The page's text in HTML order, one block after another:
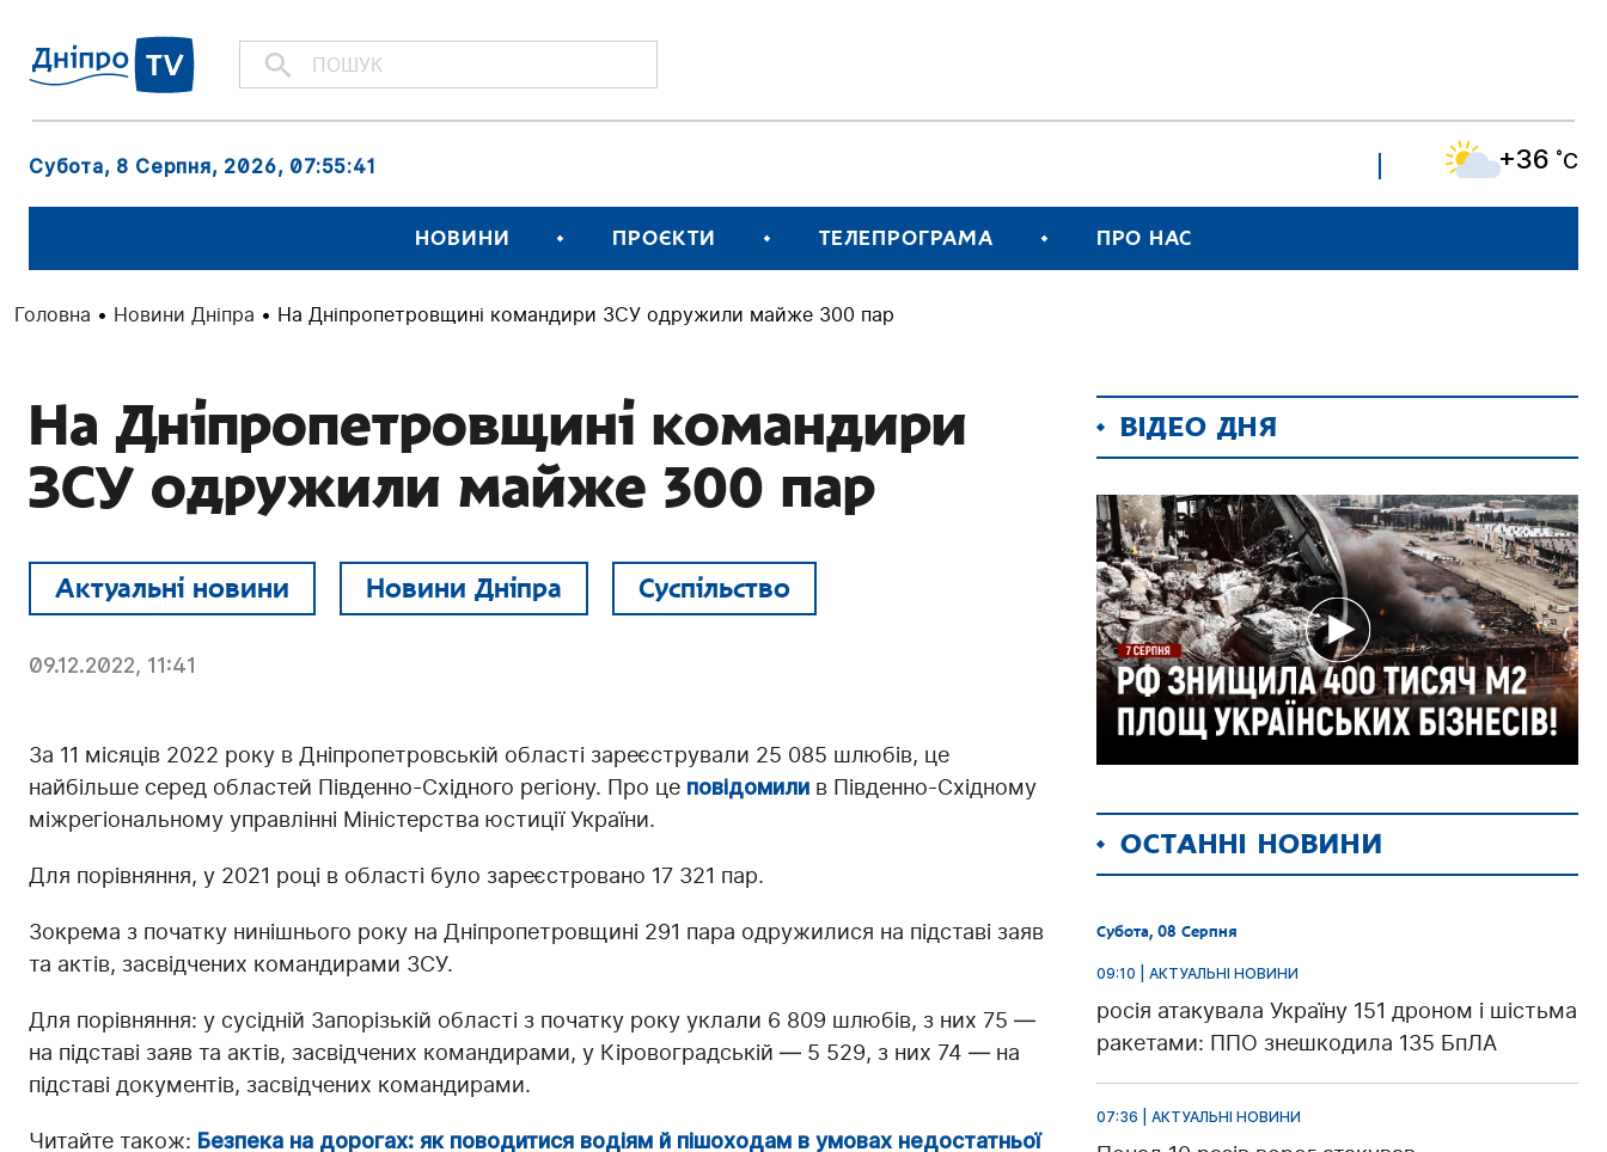
Субота, 8 Серпня, 2026, 07:55:42 +36 ˚C
НОВИНИ ПРОЄКТИ ТЕЛЕПРОГРАМА ПРО НАС
Головна • Новини Дніпра • На Дніпропетровщині командири ЗСУ одружили майже 300 пар
На Дніпропетровщині командири
ЗСУ одружили майже 300 пар
Актуальні новини Новини Дніпра Суспільство
09.12.2022, 11:41
За 11 місяців 2022 року в Дніпропетровській області зареєстрували 25 085 шлюбів, це
найбільше серед областей Південно-Східного регіону. Про це повідомили в Південно-Східному
міжрегіональному управлінні Міністерства юстиції України.
Для порівняння, у 2021 році в області було зареєстровано 17 321 пар.
Зокрема з початку нинішнього року на Дніпропетровщині 291 пара одружилися на підставі заяв
та актів, засвідчених командирами ЗСУ.
Для порівняння: у сусідній Запорізькій області з початку року уклали 6 809 шлюбів, з них 75 —
на підставі заяв та актів, засвідчених командирами, у Кіровоградській — 5 529, з них 74 — на
підставі документів, засвідчених командирами.
Читайте також: Безпека на дорогах: як поводитися водіям й пішоходам в умовах недостатньої
ВІДЕО ДНЯ
ОСТАННІ НОВИНИ
Субота, 08 Серпня
09:10 | АКТУАЛЬНІ НОВИНИ
росія атакувала Україну 151 дроном і шістьма
ракетами: ППО знешкодила 135 БпЛА
07:36 | АКТУАЛЬНІ НОВИНИ